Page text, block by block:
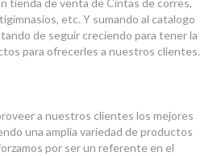
tienda de venta de Cintas de corres,
etc. Y sumando al catalogo
de seguir creciendo para tener la
para ofrecerles a nuestros clientes.
a nuestros clientes los mejores
una amplia variedad de productos
por ser un referente en el